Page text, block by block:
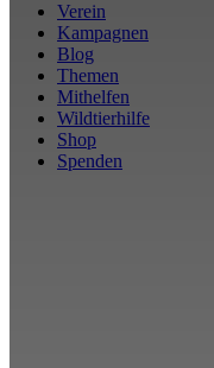
Verein
Kampagnen
Blog
Themen
Mithelfen
Wildtierhilfe
Shop
Spenden